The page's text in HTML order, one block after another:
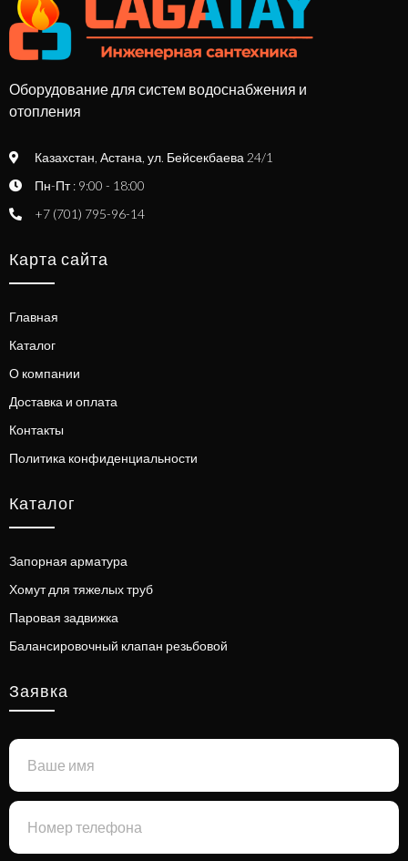
Оборудование для систем водоснабжения и
отопления
Казахстан, Астана, ул. Бейсекбаева 24/1
Пн-Пт : 9:00 - 18:00
+7 (701) 795-96-14
Карта сайта
Главная
Каталог
О компании
Доставка и оплата
Контакты
Политика конфиденциальности
Каталог
Запорная арматура
Хомут для тяжелых труб
Паровая задвижка
Балансировочный клапан резьбовой
Заявка